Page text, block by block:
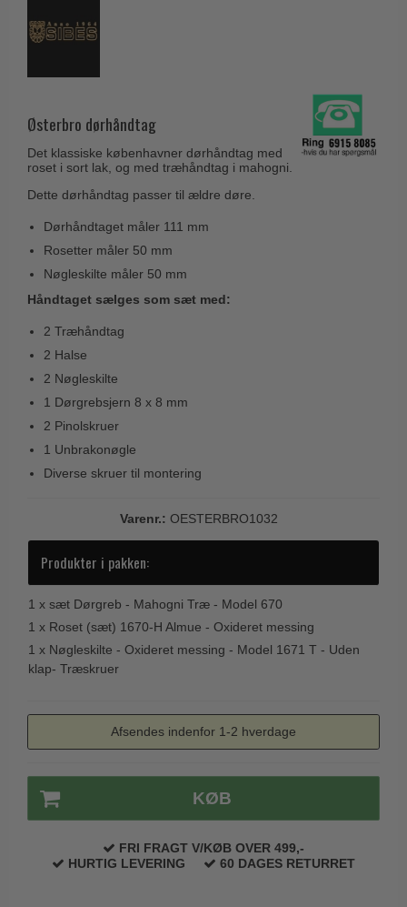
Delfin & Hvalros
Østerbro træ dørgreb
Dørgreb Buster+Punch
Formani dørgreb
FSB dørgreb
Randi Classic Line
Turnstyle Designs Dørgreb
Trædørgreb på Langskilt
Udendørs dørgreb
Brevindkast
Dørhængsler
Skruer
Knager & Kroge
Hattehylder
Kahytskrog
Messing pudsemiddel
Olivari
RDS Italienske dørgreb
Samuel Heath produkter
Sibes Metall
Søe-Jensen & Co.
Valli & Valli dørgreb
Østerbro dørhåndtag
Det klassiske københavner dørhåndtag med
roset i sort lak, og med træhåndtag i mahogni.
Dette dørhåndtag passer til ældre døre.
Dørhåndtaget måler 111 mm
Rosetter måler 50 mm
Nøgleskilte måler 50 mm
Håndtaget sælges som sæt med:
2 Træhåndtag
2 Halse
2 Nøgleskilte
1 Dørgrebsjern 8 x 8 mm
2 Pinolskruer
1 Unbrakonøgle
Diverse skruer til montering
Varenr.: OESTERBRO1032
Produkter i pakken:
1 x sæt Dørgreb - Mahogni Træ - Model 670
1 x Roset (sæt) 1670-H Almue - Oxideret messing
1 x Nøgleskilte - Oxideret messing - Model 1671 T - Uden
klap- Træskruer
Afsendes indenfor 1-2 hverdage
KØB
FRI FRAGT V/KØB OVER 499,-
HURTIG LEVERING
60 DAGES RETURRET